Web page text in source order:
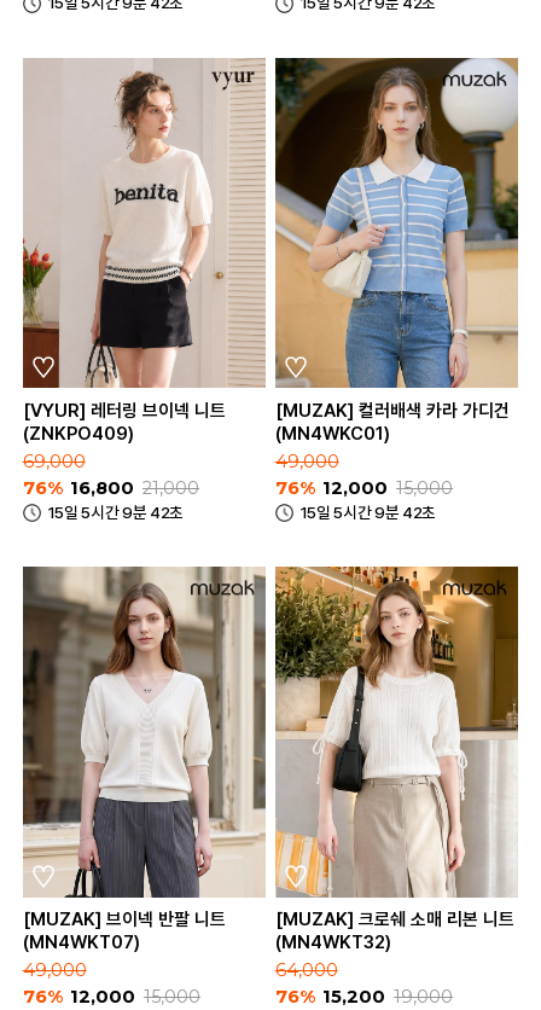
[VYUR] 레터링 브이넥 니트
(ZNKPO409)
69,000
76% 16,800 21,000
15일 5시간 9분 42초
[MUZAK] 컬러배색 카라 가디건
(MN4WKC01)
49,000
76% 12,000 15,000
15일 5시간 9분 42초
[MUZAK] 브이넥 반팔 니트
(MN4WKT07)
49,000
76% 12,000 15,000
[MUZAK] 크로쉐 소매 리본 니트
(MN4WKT32)
64,000
76% 15,200 19,000